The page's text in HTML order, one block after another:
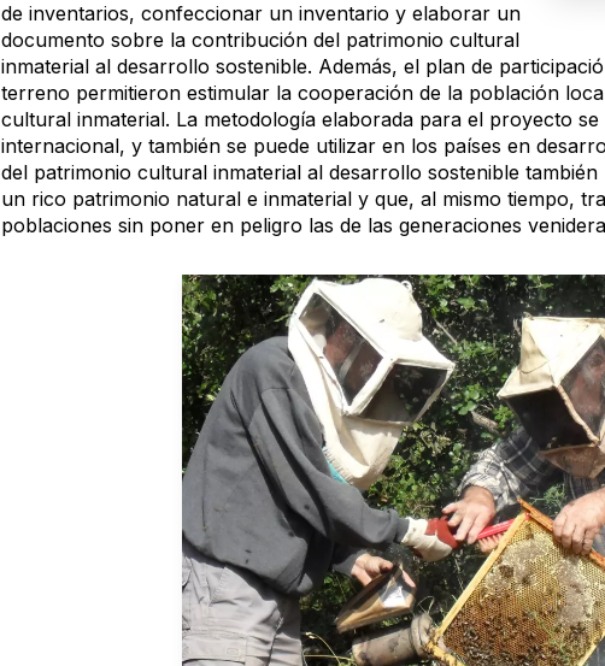
de inventarios, confeccionar un inventario y elaborar un
documento sobre la contribución del patrimonio cultural
inmaterial al desarrollo sostenible. Además, el plan de
terreno permitieron estimular la cooperación de la población
cultural inmaterial. La metodología elaborada para el proyecto
internacional, y también se puede utilizar en los países en
del patrimonio cultural inmaterial al desarrollo sostenible
un rico patrimonio natural e inmaterial y que, al mismo tiempo,
poblaciones sin poner en peligro las de las generaciones